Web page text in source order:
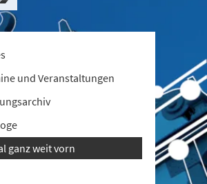
und Veranstaltungen
ganz weit vorn